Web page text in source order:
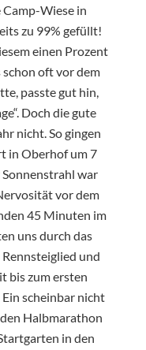
Camp-Wiese in
zu 99% gefüllt!
einen Prozent
schon oft vor dem
passte gut hin,
Doch die gute
nicht. So gingen
in Oberhof um 7
war
vor dem
45 Minuten im
uns durch das
und
bis zum ersten
scheinbar nicht
Halbmarathon
in den